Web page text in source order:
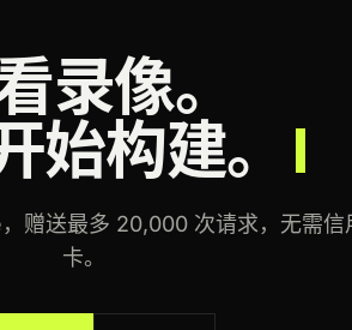
录像。
始构建。
赠送最多 20,000 次请求，无需信
卡。